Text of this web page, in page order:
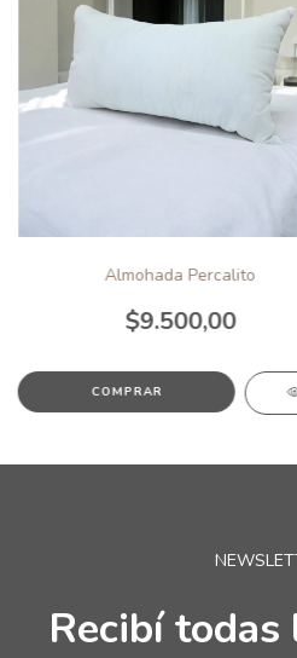
Almohada Percalito
$9.500,00
Recibí